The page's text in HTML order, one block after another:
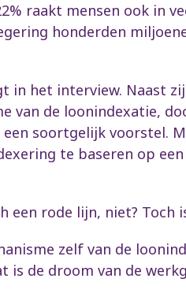
raakt mensen ook in
honderden
in het interview. Naast
van de loonindexatie,
een soortgelijk voorstel.
te baseren op
een rode lijn, niet? Toch
zelf van de
de droom van de